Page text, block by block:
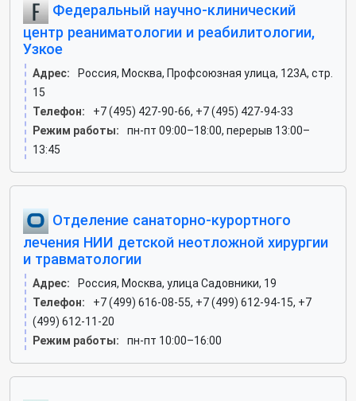
Федеральный научно-клинический
центр реаниматологии и реабилитологии,
Узкое
Адрес:
Россия, Москва, Профсоюзная улица, 123А, стр.
15
Телефон:
+7 (495) 427-90-66, +7 (495) 427-94-33
Режим работы:
пн-пт 09:00–18:00, перерыв 13:00–
13:45
Отделение санаторно-курортного
лечения НИИ детской неотложной хирургии
и травматологии
Адрес:
Россия, Москва, улица Садовники, 19
Телефон:
+7 (499) 616-08-55, +7 (499) 612-94-15, +7
(499) 612-11-20
Режим работы:
пн-пт 10:00–16:00